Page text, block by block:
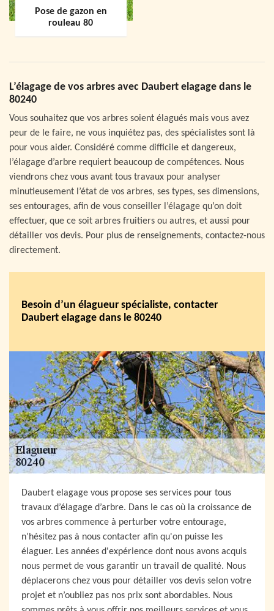
Pose de gazon en
rouleau 80
L’élagage de vos arbres avec Daubert elagage dans le
80240
Vous souhaitez que vos arbres soient élagués mais vous avez
peur de le faire, ne vous inquiétez pas, des spécialistes sont là
pour vous aider. Considéré comme difficile et dangereux,
l’élagage d’arbre requiert beaucoup de compétences. Nous
viendrons chez vous avant tous travaux pour analyser
minutieusement l’état de vos arbres, ses types, ses dimensions,
ses entourages, afin de vous conseiller l’élagage qu’on doit
effectuer, que ce soit arbres fruitiers ou autres, et aussi pour
détailler vos devis. Pour plus de renseignements, contactez-nous
directement.
Besoin d’un élagueur spécialiste, contacter
Daubert elagage dans le 80240
Daubert elagage vous propose ses services pour tous
travaux d’élagage d’arbre. Dans le cas où la croissance de
vos arbres commence à perturber votre entourage,
n’hésitez pas à nous contacter afin qu'on puisse les
élaguer. Les années d'expérience dont nous avons acquis
nous permet de vous garantir un travail de qualité. Nous
déplacerons chez vous pour détailler vos devis selon votre
projet et n’oubliez pas nos prix sont abordables. Nous